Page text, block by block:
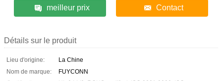
meilleur prix Contact
Détails sur le produit
Lieu d'origine:
La Chine
Nom de marque:
FUYCONN